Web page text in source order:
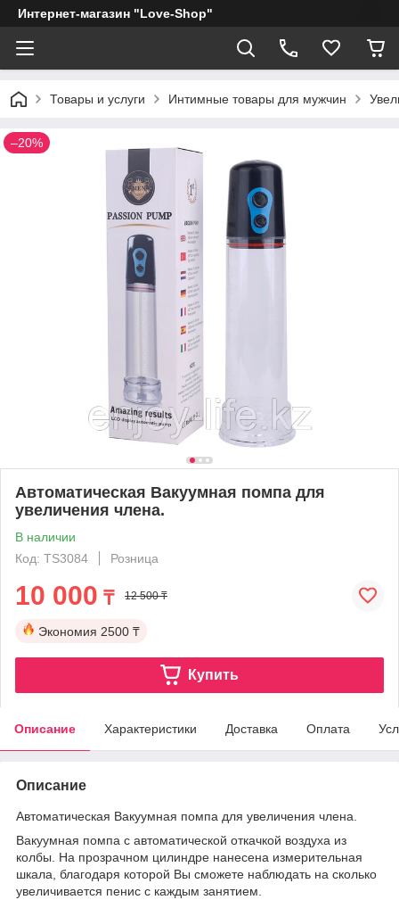
Интернет-магазин "Love-Shop"
Товары и услуги Интимные товары для мужчин
–20%
Автоматическая Вакуумная помпа для
увеличения члена.
В наличии
Код: TS3084
Розница
10 000 ₸ 12 500 ₸
Экономия 2500 ₸
Купить
Описание Характеристики Доставка Оплата
Описание
Автоматическая Вакуумная помпа для увеличения члена.
Вакуумная помпа с автоматической откачкой воздуха из
колбы. На прозрачном цилиндре нанесена измерительная
шкала, благодаря которой Вы сможете наблюдать на сколько
увеличивается пенис с каждым занятием.